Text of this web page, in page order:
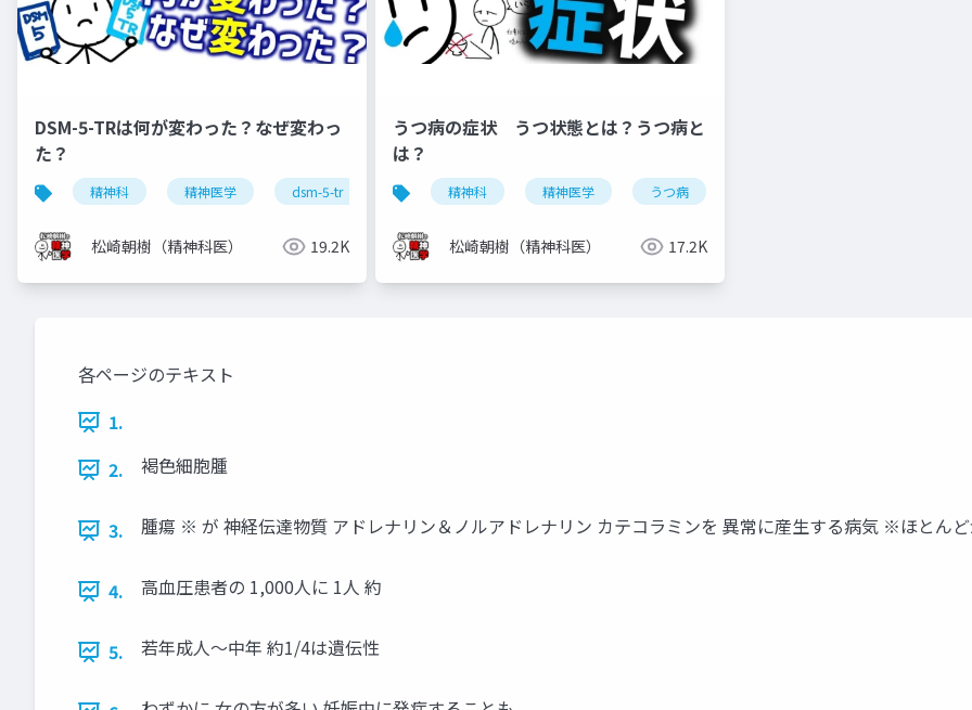
DSM-5-TRは何が変わった？なぜ変わっ
た？
精神科 精神医学 dsm-5-tr dsm-5
松崎朝樹（精神科医） 19.2K
うつ病の症状 うつ状態とは？うつ病と
は？
精神科 精神医学 うつ病
松崎朝樹（精神科医） 17.2K
各ページのテキスト
1.
2.
褐色細胞腫
3. 腫瘍 ※ が 神経伝達物質 アドレナリン＆ノルアドレナリン カテコラミンを 異常に産生する病気 ※ほとん
4. 高血圧患者の 1,000人に 1人 約
5. 若年成人〜中年 約1/4は遺伝性